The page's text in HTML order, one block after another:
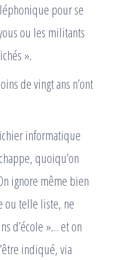
pour se
ou les militants
».
de vingt ans n’ont
informatique
quoiqu’on
ignore même bien
ou telle liste, ne
d’école »… et on
indiqué, via